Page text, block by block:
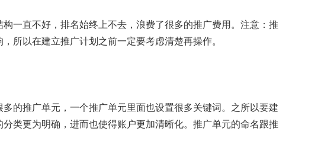
一直不好，排名始终上不去，浪费了很多的推广费用。注意：推
所以在建立推广计划之前一定要考虑清楚再操作。
的推广单元，一个推广单元里面也设置很多关键词。之所以要建
类更为明确，进而也使得账户更加清晰化。推广单元的命名跟推